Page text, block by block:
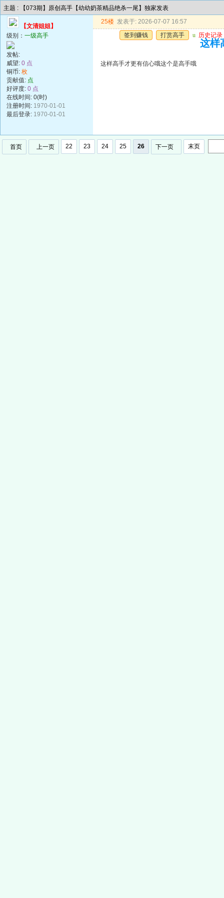
主题 : 【073期】原创高手【幼幼奶茶精品绝杀一尾】独家发表
【文清姐姐】
级别： 一级高手
发帖:
威望: 0 点
铜币: 枚
贡献值: 点
好评度: 0 点
在线时间: 0(时)
注册时间: 1970-01-01
最后登录: 1970-01-01
25楼 发表于: 2026-07-07 16:57
签到赚钱
打赏高手 u 历史记录
这样
这样高手才更有信心哦这个是高手哦
首页 上一页 22 23 24 25 26 下一页 末页